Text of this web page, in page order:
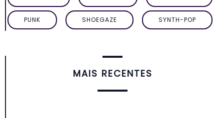
PUNK SHOEGAZE SYNTH-POP
MAIS RECENTES